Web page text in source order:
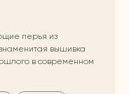
перья из
вышивка
в современном